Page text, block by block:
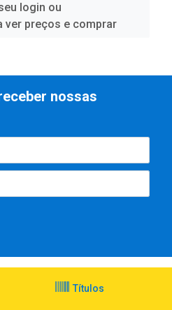
login ou
ver preços e comprar
nossas
Títulos